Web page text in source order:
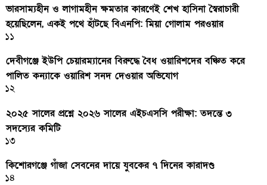
ভারসাম্যহীন ও লাগামহীন ক্ষমতার কারণেই শেখ হাসিনা স্বৈরাচারী
হয়েছিলেন, একই পথে হাঁটছে বিএনপি: মিয়া গোলাম পরওয়ার
১১
দেবীগঞ্জে ইউপি চেয়ারম্যানের বিরুদ্ধে বৈধ ওয়ারিশদের বঞ্চিত করে
পালিত কন্যাকে ওয়ারিশ সনদ দেওয়ার অভিযোগ
১২
২০২৫ সালের প্রশ্নে ২০২৬ সালের এইচএসসি পরীক্ষা: তদন্তে ৩
সদস্যের কমিটি
১৩
কিশোরগঞ্জে গাঁজা সেবনের দায়ে যুবকের ৭ দিনের কারাদণ্ড
১৪